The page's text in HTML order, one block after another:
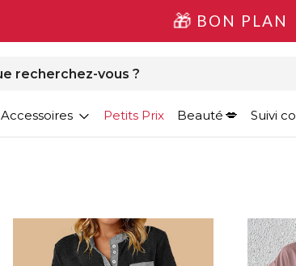
BON PLAN
Accessoires Petits Prix Beauté Suivi